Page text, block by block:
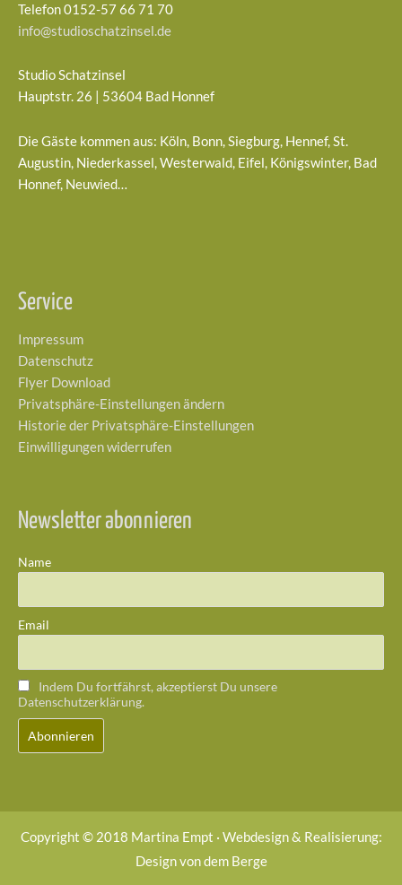
Telefon 0152-57 66 71 70
info@studioschatzinsel.de
Studio Schatzinsel
Hauptstr. 26 | 53604 Bad Honnef
Die Gäste kommen aus: Köln, Bonn, Siegburg, Hennef, St.
Augustin, Niederkassel, Westerwald, Eifel, Königswinter, Bad
Honnef, Neuwied…
Service
Impressum
Datenschutz
Flyer Download
Privatsphäre-Einstellungen ändern
Historie der Privatsphäre-Einstellungen
Einwilligungen widerrufen
Newsletter abonnieren
Name
Email
Indem Du fortfährst, akzeptierst Du unsere
Datenschutzerklärung.
Copyright © 2018 Martina Empt · Webdesign & Realisierung:
Design von dem Berge